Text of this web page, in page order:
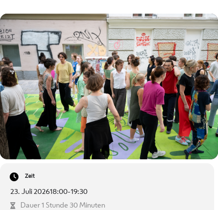
Zeit
23. Juli 202618:00-19:30
Dauer 1 Stunde 30 Minuten